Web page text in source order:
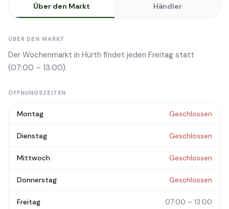
Über den Markt Händler
ÜBER DEN MARKT
Der Wochenmarkt in Hürth findet jeden Freitag statt
(07:00 – 13:00).
ÖFFNUNGSZEITEN
Montag Geschlossen
Dienstag Geschlossen
Mittwoch Geschlossen
Donnerstag Geschlossen
Freitag 07:00 – 13:00